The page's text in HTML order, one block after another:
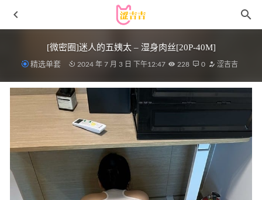
[微密圈]迷人的五姨太 – 湿身肉丝[20P-40M]
精选单套 2024 年 7 月 3 日 下午12:47 228 0 涩吉吉
[IMISS爱蜜社]2021.10.09 VOL.636 Lynn刘奕宁[25+1P／
214MB]
[Xiuren秀人网]2023.12.06 NO.7771 林星阑[83+1P/624MB]